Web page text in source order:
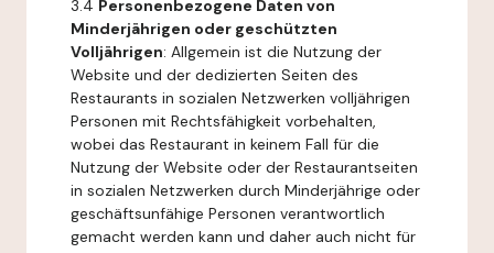
3.4 Personenbezogene Daten von
Minderjährigen oder geschützten
Volljährigen: Allgemein ist die Nutzung der
Website und der dedizierten Seiten des
Restaurants in sozialen Netzwerken volljährigen
Personen mit Rechtsfähigkeit vorbehalten,
wobei das Restaurant in keinem Fall für die
Nutzung der Website oder der Restaurantseiten
in sozialen Netzwerken durch Minderjährige oder
geschäftsunfähige Personen verantwortlich
gemacht werden kann und daher auch nicht für